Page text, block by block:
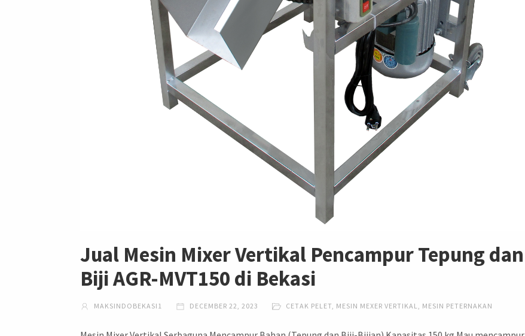
Jual Mesin Mixer Vertikal Pencampur Tepung dan
Biji AGR-MVT150 di Bekasi
MAKSINDOBEKASI1 DECEMBER 22, 2023 CETAK PELET MESIN MEXER VERTIKAL MESIN PETERNAKAN